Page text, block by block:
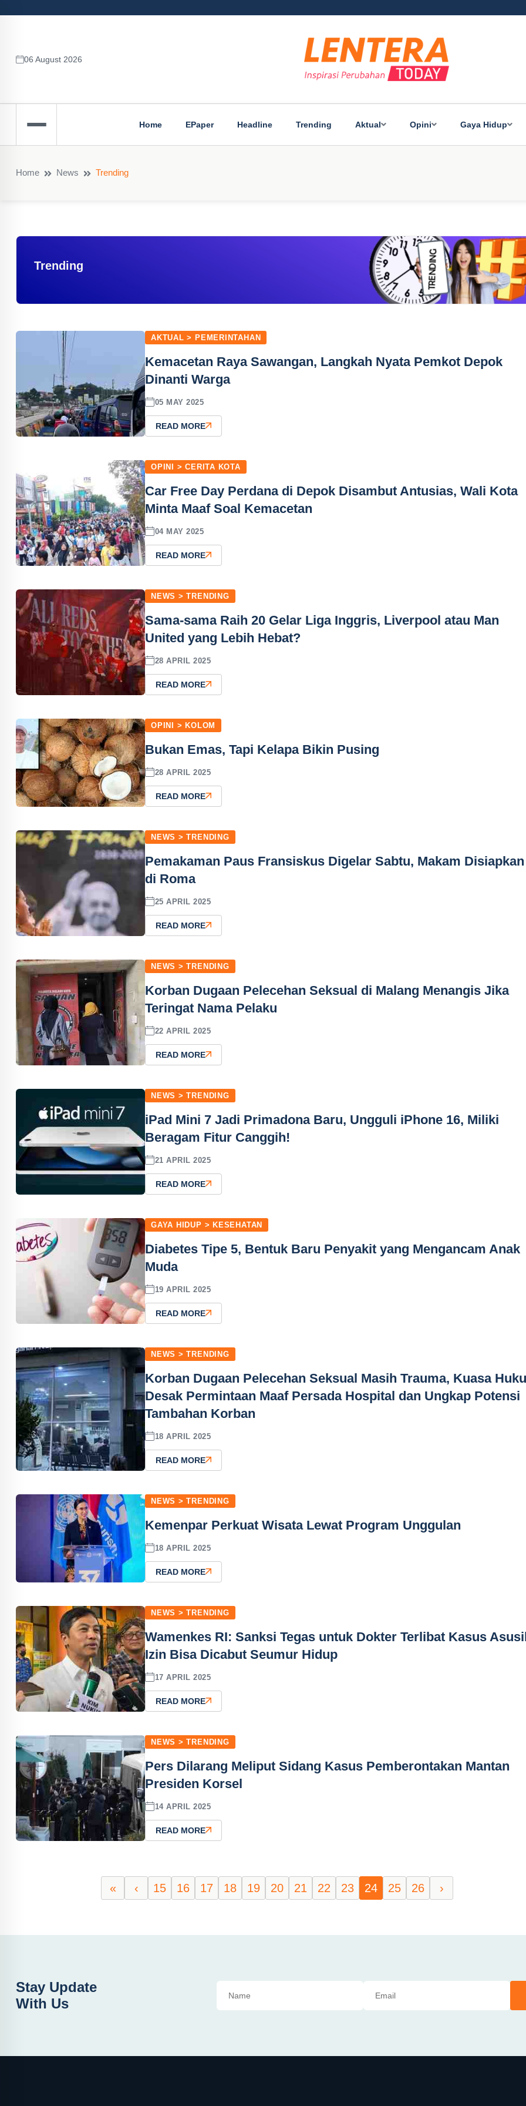
06 August 2026
Home EPaper Headline Trending Aktual Opini Gaya Hidup
Home News Trending
Trending
AKTUAL > PEMERINTAHAN
Kemacetan Raya Sawangan, Langkah Nyata Pemkot Depok
Dinanti Warga
05 MAY 2025
READ MORE
OPINI > CERITA KOTA
Car Free Day Perdana di Depok Disambut Antusias, Wali Kota
Minta Maaf Soal Kemacetan
04 MAY 2025
READ MORE
NEWS > TRENDING
Sama-sama Raih 20 Gelar Liga Inggris, Liverpool atau Man
United yang Lebih Hebat?
28 APRIL 2025
READ MORE
OPINI > KOLOM
Bukan Emas, Tapi Kelapa Bikin Pusing
28 APRIL 2025
READ MORE
NEWS > TRENDING
Pemakaman Paus Fransiskus Digelar Sabtu, Makam Disiapkan
di Roma
25 APRIL 2025
READ MORE
NEWS > TRENDING
Korban Dugaan Pelecehan Seksual di Malang Menangis Jika
Teringat Nama Pelaku
22 APRIL 2025
READ MORE
NEWS > TRENDING
iPad Mini 7 Jadi Primadona Baru, Ungguli iPhone 16, Miliki
Beragam Fitur Canggih!
21 APRIL 2025
READ MORE
GAYA HIDUP > KESEHATAN
Diabetes Tipe 5, Bentuk Baru Penyakit yang Mengancam Anak
Muda
19 APRIL 2025
READ MORE
NEWS > TRENDING
Korban Dugaan Pelecehan Seksual Masih Trauma, Kuasa
Desak Permintaan Maaf Persada Hospital dan Ungkap Potensi
Tambahan Korban
18 APRIL 2025
READ MORE
NEWS > TRENDING
Kemenpar Perkuat Wisata Lewat Program Unggulan
18 APRIL 2025
READ MORE
NEWS > TRENDING
Wamenkes RI: Sanksi Tegas untuk Dokter Terlibat Kasus
Izin Bisa Dicabut Seumur Hidup
17 APRIL 2025
READ MORE
NEWS > TRENDING
Pers Dilarang Meliput Sidang Kasus Pemberontakan Mantan
Presiden Korsel
14 APRIL 2025
READ MORE
« ‹ 15 16 17 18 19 20 21 22 23 24 25 26 ›
Stay Update
With Us